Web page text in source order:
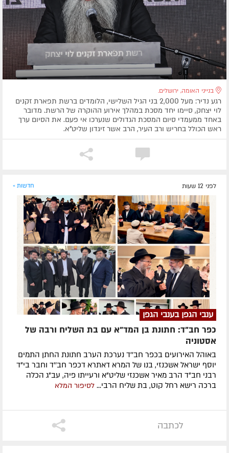
בנייני האומה, ירושלים.
רגע נדיר: מעל 2,000 בני הגיל השלישי, הלומדים ברשת תפארת זקנים
לוי יצחק, סיימו יחד מסכת במהלך אירוע ההוקרה של הרשת. מדובר
באחד ממעמדי סיום המסכת הגדולים שנערכו אי פעם. את הסיום ערך
ראש הכולל בחריש ורב העיר, הרב אשר זיגדון שליט”א.
לפני 12 שעות חדשות »
ענבי הגפן בענבי הגפן
כפר חב"ד: חתונת בן המד"א עם בת השליח ורבה של
אסטוניה
באוהל האירועים בכפר חב''ד נערכת הערב חתונת החתן התמים
יוסף ישראל אשכנזי, בנו של המרא דאתרא דכפר חב''ד וחבר בי"ד
רבני חב"ד הרב מאיר אשכנזי שליט"א ורעייתו פיה, עב"ג הכלה
ברכה רישא רחל קוט, בת שליח הרבי... לסיפור המלא
לכתבה